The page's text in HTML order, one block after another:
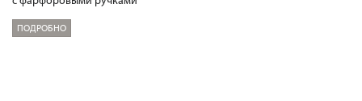
ПОДРОБНО